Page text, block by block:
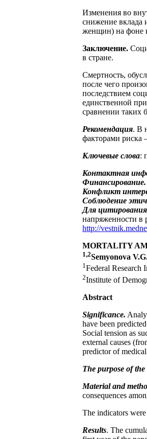
Изменения во
снижение вклада
женщин) на фоне
Заключение.
в стране.
Смертность,
после чего
последствием
единственной
сравнении таких
Рекомендация. В
факторами риска
Ключевые слова:
Контактная
Финансирование.
Конфликт
Соблюдение
Для
напряженности в
http://
MORTALITY
1,2Semyonova
1Federal Research
2Institute of
Abstract
Significance.
have been
Social tension as
external causes
predictor of
The purpose of the
Material and
consequences
The indicators
Results. The